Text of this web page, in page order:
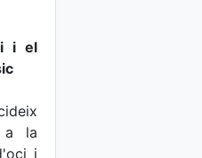
i el
a la
i